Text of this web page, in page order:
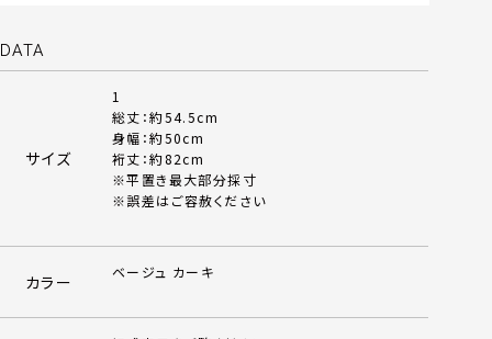
DATA
サイズ
1
総丈：約54.5cm
身幅：約50cm
裄丈：約82cm
※平置き最大部分採寸
※誤差はご容赦ください
カラー ベージュ カーキ